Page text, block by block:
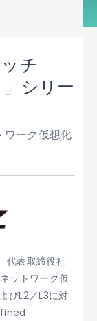
チ
シリー
ーク仮想化
代表取締役社
ットワーク仮
びL2／L3に対